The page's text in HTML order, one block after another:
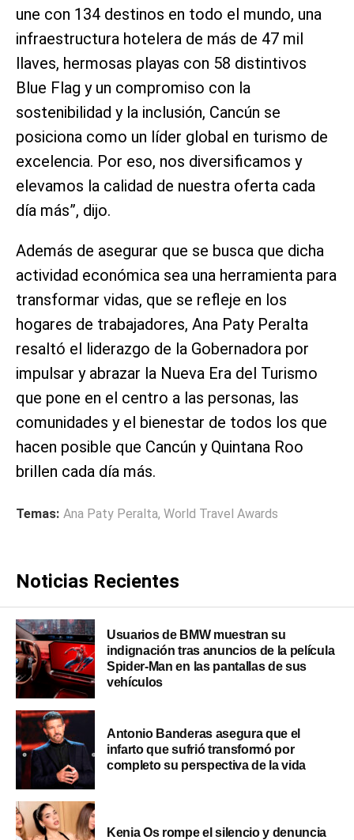
une con 134 destinos en todo el mundo, una
infraestructura hotelera de más de 47 mil
llaves, hermosas playas con 58 distintivos
Blue Flag y un compromiso con la
sostenibilidad y la inclusión, Cancún se
posiciona como un líder global en turismo de
excelencia. Por eso, nos diversificamos y
elevamos la calidad de nuestra oferta cada
día más”, dijo.
Además de asegurar que se busca que dicha
actividad económica sea una herramienta para
transformar vidas, que se refleje en los
hogares de trabajadores, Ana Paty Peralta
resaltó el liderazgo de la Gobernadora por
impulsar y abrazar la Nueva Era del Turismo
que pone en el centro a las personas, las
comunidades y el bienestar de todos los que
hacen posible que Cancún y Quintana Roo
brillen cada día más.
Temas: Ana Paty Peralta, World Travel Awards
Noticias Recientes
Usuarios de BMW muestran su
indignación tras anuncios de la película
Spider-Man en las pantallas de sus
vehículos
Antonio Banderas asegura que el
infarto que sufrió transformó por
completo su perspectiva de la vida
Kenia Os rompe el silencio y denuncia